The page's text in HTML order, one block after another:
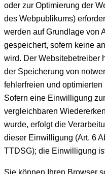
oder zur Optimierung der
des Webpublikums)
werden auf Grundlage von
gespeichert, sofern keine
wird. Der Websitebetreiber
der Speicherung von
fehlerfreien und
Sofern eine Einwilligung
vergleichbaren
wurde, erfolgt die
dieser Einwilligung (Art. 6
TTDSG); die Einwilligung
Sie können Ihren Browser